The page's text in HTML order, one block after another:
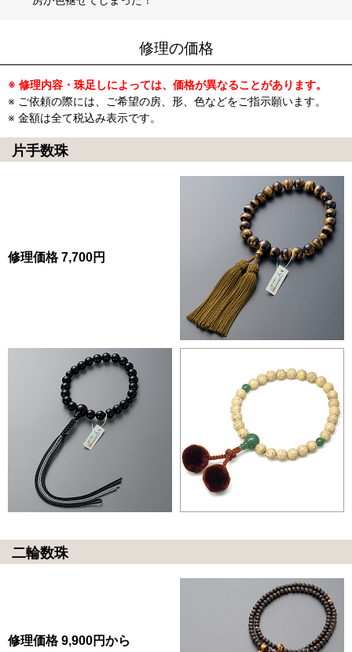
修理の価格
修理内容・珠足しによっては、価格が異なることがあります。
ご依頼の際には、ご希望の房、形、色などをご指示願います。
金額は全て税込み表示です。
片手数珠
修理価格 7,700円
二輪数珠
修理価格 9,900円から